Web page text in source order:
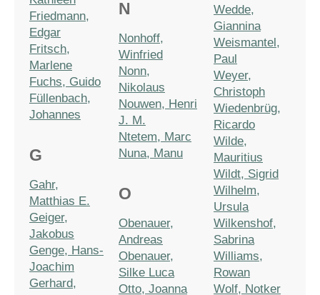
Friedmann,
Edgar
Fritsch,
Marlene
Fuchs, Guido
Füllenbach,
Johannes
G
Gahr,
Matthias E.
Geiger,
Jakobus
Genge, Hans-
Joachim
Gerhard,
N
Nonhoff,
Winfried
Nonn,
Nikolaus
Nouwen, Henri
J. M.
Ntetem, Marc
Nuna, Manu
O
Obenauer,
Andreas
Obenauer,
Silke Luca
Otto, Joanna
Wedde,
Giannina
Weismantel,
Paul
Weyer,
Christoph
Wiedenbrüg,
Ricardo
Wilde,
Mauritius
Wildt, Sigrid
Wilhelm,
Ursula
Wilkenshof,
Sabrina
Williams,
Rowan
Wolf, Notker